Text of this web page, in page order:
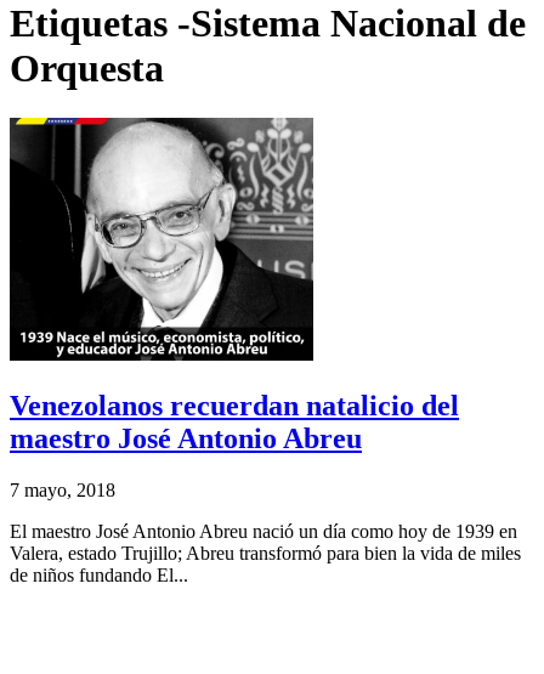
Etiquetas -Sistema Nacional de
Orquesta
Venezolanos recuerdan natalicio del
maestro José Antonio Abreu
7 mayo, 2018
El maestro José Antonio Abreu nació un día como hoy de 1939 en
Valera, estado Trujillo; Abreu transformó para bien la vida de miles
de niños fundando El...